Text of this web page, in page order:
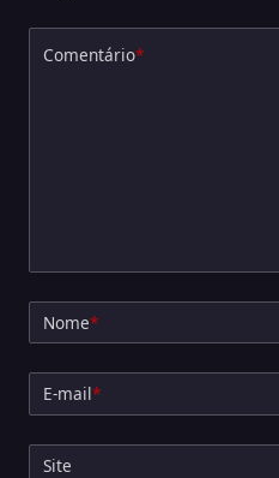
Comentário*
Nome*
E-mail*
Site